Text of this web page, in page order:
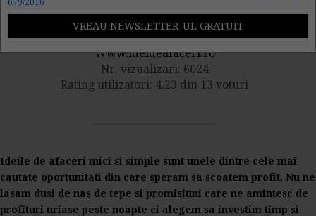
Publicat de catre
Www.ideideafaceri.ro
Nr. vizualizari: 6024
Rating utilizatori: 4.23 din 13 voturi
Ideile de afaceri mici si simple sunt unele dintre cele mai
cautate oportunitati din care speram sa scoatem profit. Nu ne
lasam dusi de nas de tepe si promisiuni care ne amintesc de
profituri uriase peste noapte ci alegem sa investim timp si
679/2016